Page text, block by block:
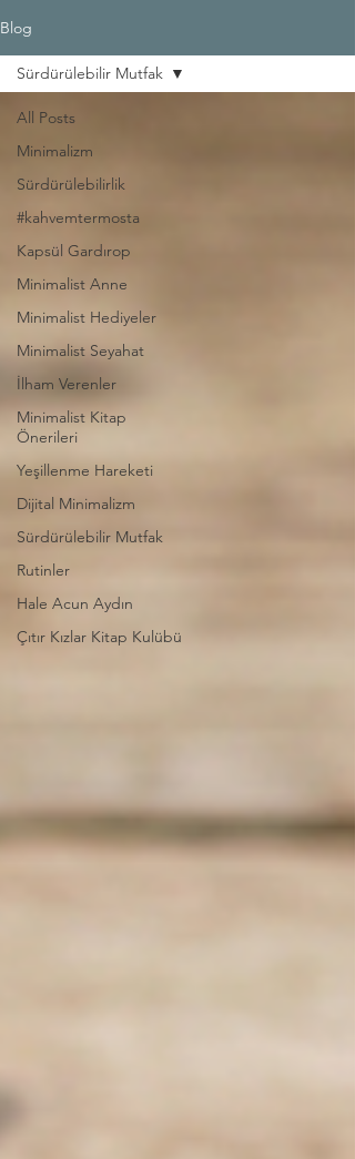
Blog
All Posts
Minimalizm
Sürdürülebilirlik
#kahvemtermosta
Kapsül Gardırop
Minimalist Anne
Minimalist Hediyeler
Minimalist Seyahat
İlham Verenler
Minimalist Kitap
Önerileri
Yeşillenme Hareketi
Dijital Minimalizm
Sürdürülebilir Mutfak
Rutinler
Hale Acun Aydın
Çıtır Kızlar Kitap Kulübü
Sürdürülebilir Mutfak